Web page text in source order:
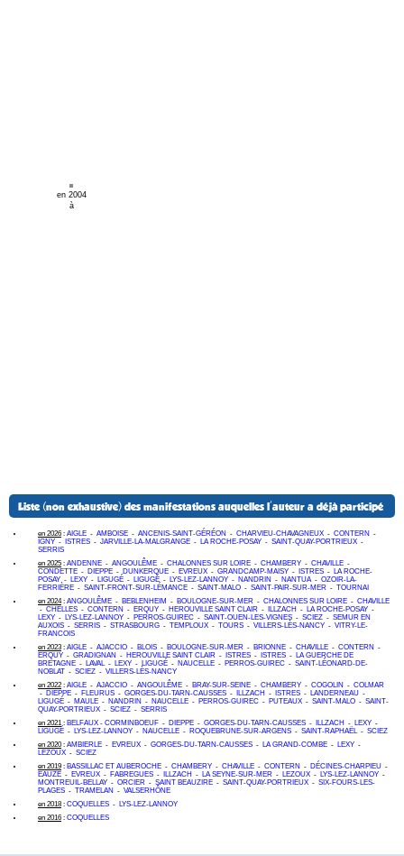
en 2004
à
Liste (non exhaustive) des manifestations auquelles l'auteur a déjà participé
en 2026 : AIGLE - AMBOISE - ANCENIS-SAINT-GÉRÉON - CHARVIEU-CHAVAGNEUX - CONTERN -
IGNY - ISTRES - JARVILLE-LA-MALGRANGE - LA ROCHE-POSAY - SAINT-QUAY-PORTRIEUX -
SERRIS
en 2025 : ANDENNE - ANGOULÊME - CHALONNES SUR LOIRE - CHAMBERY - CHAVILLE -
CONDETTE - DIEPPE - DUNKERQUE - EVREUX - GRANDCAMP-MAISY - ISTRES - LA ROCHE-
POSAY - LEXY - LIGUGÉ - LIGUGÉ - LYS-LEZ-LANNOY - NANDRIN - NANTUA- OZOIR-LA-
FERRIÈRE - SAINT-FRONT-SUR-LÉMANCE - SAINT-MALO - SAINT-PAIR-SUR-MER - TOURNAI
en 2024: ANGOULÊME - BEBLENHEIM - BOULOGNE-SUR-MER - CHALONNES SUR LOIRE - CHAVILLE
- CHELLES - CONTERN - ERQUY - HEROUVILLE SAINT CLAIR - ILLZACH - LA ROCHE-POSAY -
LEXY - LYS-LEZ-LANNOY - PERROS-GUIREC - SAINT-OUEN-LES-VIGNES - SCIEZ - SEMUR EN
AUXOIS - SERRIS - STRASBOURG - TEMPLOUX - TOURS - VILLERS-LÈS-NANCY - VITRY-LE-
FRANCOIS
en 2023 : AIGLE - AJACCIO - BLOIS - BOULOGNE-SUR-MER - BRIONNE - CHAVILLE - CONTERN -
ERQUY - GRADIGNAN - HEROUVILLE SAINT CLAIR - ISTRES - ISTRES - LA GUERCHE DE
BRETAGNE - LAVAL- LEXY - LIGUGÉ - NAUCELLE - PERROS-GUIREC - SAINT-LÉONARD-DE-
NOBLAT - SCIEZ - VILLERS-LÈS-NANCY
en 2022 : AIGLE - AJACCIO - ANGOULÊME - BRAY-SUR-SEINE - CHAMBERY - COGOLIN - COLMAR
- DIEPPE - FLEURUS - GORGES-DU-TARN-CAUSSES - ILLZACH - ISTRES - LANDERNEAU -
LIGUGÉ - MAULE - NANDRIN - NAUCELLE - PERROS-GUIREC - PUTEAUX - SAINT-MALO - SAINT-
QUAY-PORTRIEUX - SCIEZ - SERRIS
en 2021 : BELFAUX - CORMINBOEUF - DIEPPE - GORGES-DU-TARN-CAUSSES - ILLZACH - LEXY -
LIGUGÉ - LYS-LEZ-LANNOY - NAUCELLE - ROQUEBRUNE-SUR-ARGENS - SAINT-RAPHAËL- SCIEZ
en 2020: AMBIERLE - EVREUX - GORGES-DU-TARN-CAUSSES - LA GRAND-COMBE - LEXY -
LEZOUX - SCIEZ
en 2019 : BASSILLAC ET AUBEROCHE - CHAMBERY - CHAVILLE - CONTERN - DÉCINES-CHARPIEU -
EAUZE - EVREUX - FABREGUES - ILLZACH - LA SEYNE-SUR-MER - LEZOUX - LYS-LEZ-LANNOY -
MONTREUIL-BELLAY - ORCIER - SAINT BEAUZIRE - SAINT-QUAY-PORTRIEUX - SIX-FOURS-LES-
PLAGES - TRAMELAN - VALSERHÔNE
en 2018 : COQUELLES - LYS-LEZ-LANNOY
en 2016 : COQUELLES